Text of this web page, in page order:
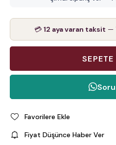
💳 12 aya varan taksit —
Favorilere Ekle
Fiyat Düşünce Haber Ver